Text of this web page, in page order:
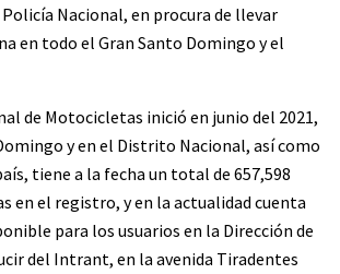
Nacional, en procura de llevar
en todo el Gran Santo Domingo y el
de Motocicletas inició en junio del 2021,
y en el Distrito Nacional, así como
tiene a la fecha un total de 657,598
en el registro, y en la actualidad cuenta
para los usuarios en la Dirección de
del Intrant, en la avenida Tiradentes